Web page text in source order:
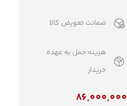
ضمانت تعویض کالا
هزینه حمل به عهده
خریدار
86,000,000